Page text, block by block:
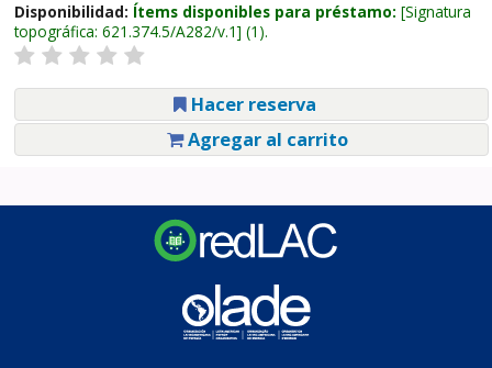
Disponibilidad: Ítems disponibles para préstamo: Signatura
topográfica: 621.374.5/A282/v.1 (1).
Hacer reserva
Agregar al carrito